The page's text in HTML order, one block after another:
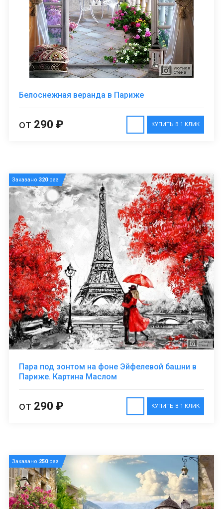
Белоснежная веранда в Париже
КУПИТЬ В 1 КЛИК
от 290 ₽
Заказано 320раз
Пара под зонтом на фоне Эйфелевой башни в
Париже. Картина Маслом
КУПИТЬ В 1 КЛИК
от 290 ₽
Заказано 250раз